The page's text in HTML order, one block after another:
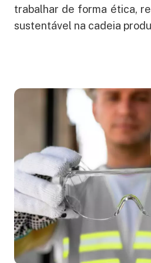
trabalhar de forma ética,
sustentável na cadeia